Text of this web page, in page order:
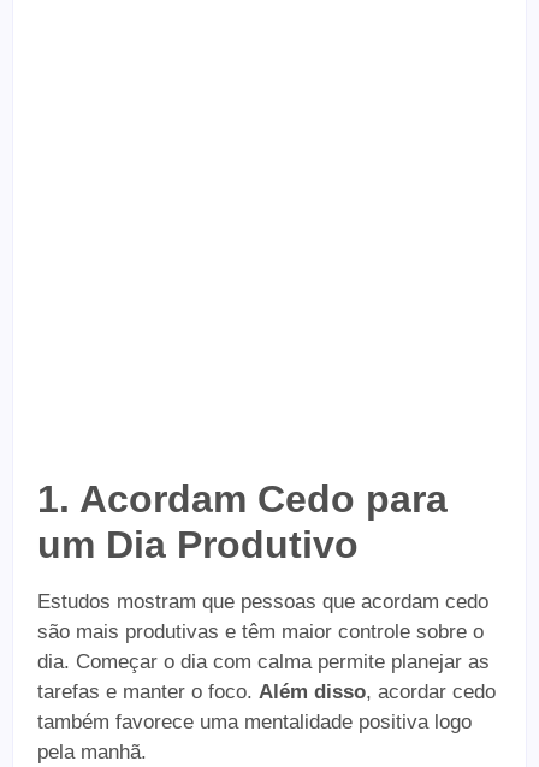
1. Acordam Cedo para
um Dia Produtivo
Estudos mostram que pessoas que acordam cedo
são mais produtivas e têm maior controle sobre o
dia. Começar o dia com calma permite planejar as
tarefas e manter o foco. Além disso, acordar cedo
também favorece uma mentalidade positiva logo
pela manhã.